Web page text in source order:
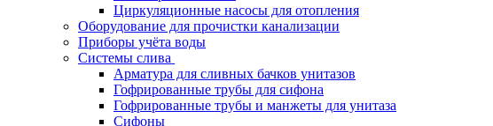
Циркуляционные насосы для отопления
Оборудование для прочистки канализации
Приборы учёта воды
Системы слива
Арматура для сливных бачков унитазов
Гофрированные трубы для сифона
Гофрированные трубы и манжеты для унитаза
Сифоны